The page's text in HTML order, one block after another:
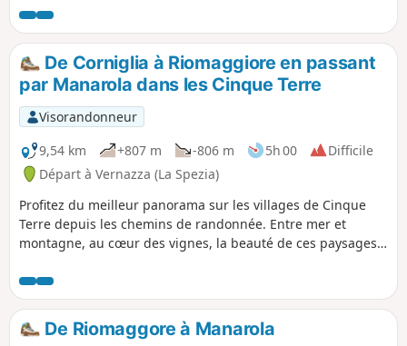
De Corniglia à Riomaggiore en passant
par Manarola dans les Cinque Terre
Visorandonneur
9,54 km
+807 m -806 m 5h 00
Difficile
Départ à Vernazza (La Spezia)
Profitez du meilleur panorama sur les villages de Cinque
Terre depuis les chemins de randonnée. Entre mer et
montagne, au cœur des vignes, la beauté de ces paysages
De Riomaggore à Manarola